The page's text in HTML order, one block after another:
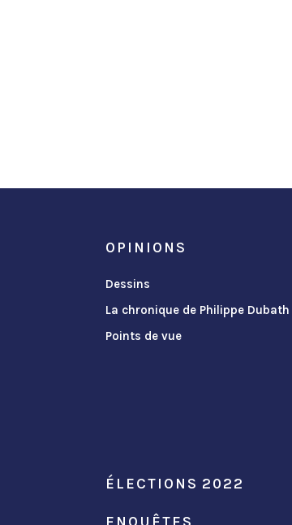
OPINIONS
Dessins
La chronique de Philippe Dubath
Points de vue
ÉLECTIONS 2022